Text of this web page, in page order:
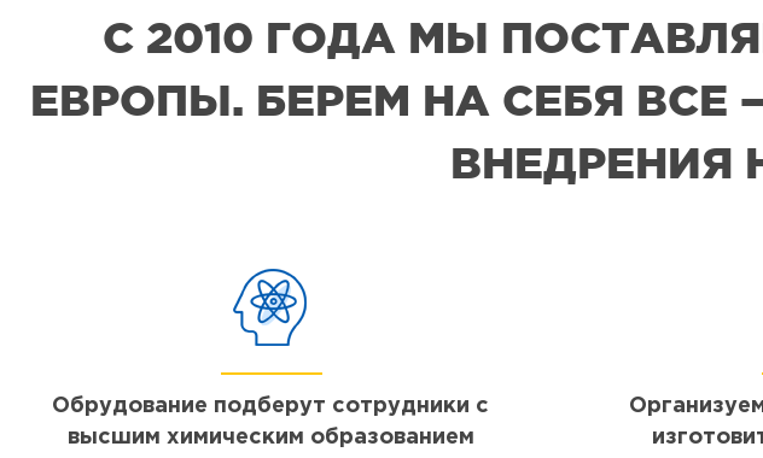
С 2010 ГОДА МЫ
ЕВРОПЫ. БЕРЕМ НА СЕБЯ
ВНЕДРЕНИЯ
Обрудование подберут сотрудники с
высшим химическим образованием